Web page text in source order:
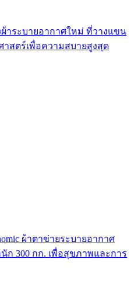
ผ้าระบายอากาศใหม่ ที่วางแขน
สตร์เพื่อความสบายสูงสุด
ผ้าตาข่ายระบายอากาศ
ก 300 กก. เพื่อสุขภาพและการ